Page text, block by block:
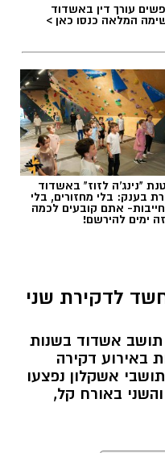
עורך דין באשדוד
המלאה כנסו כאן >
"נינג'ה לזוז" באשדוד
בענק: בלי מחזורים, בלי
אתם קובעים לכמה
ימים להירשם!
לדקירת שני
אשדוד בשנות
באירוע דקירה
אשקלון נפצעו
באורח קל,